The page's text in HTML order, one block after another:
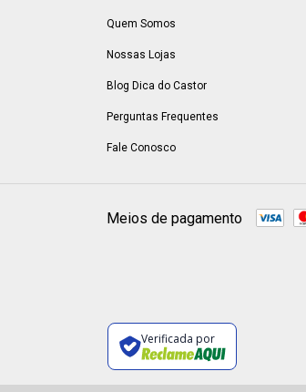
Quem Somos
Nossas Lojas
Blog Dica do Castor
Perguntas Frequentes
Fale Conosco
Meios de pagamento
Verificada por